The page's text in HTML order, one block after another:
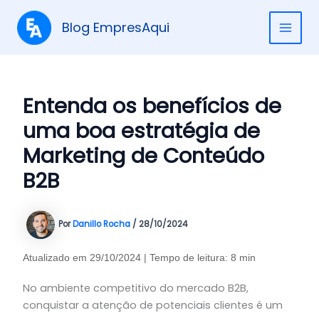
para
Blog EmpresAqui
Entenda os benefícios de
uma boa estratégia de
Marketing de Conteúdo
B2B
PorDanillo Rocha / 28/10/2024
Atualizado em 29/10/2024 | Tempo de leitura: 8 min
No ambiente competitivo do mercado B2B,
conquistar a atenção de potenciais clientes é um